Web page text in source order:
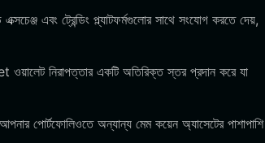
এবং ট্রেন্ডিং প্ল্যাটফর্মগুলোর সাথে সংযোগ করতে দেয়,
ওয়ালেট নিরাপত্তার একটি অতিরিক্ত স্তর প্রদান করে যা
পোর্টফোলিওতে অন্যান্য মেম কয়েন অ্যাসেটের পাশাপাশি